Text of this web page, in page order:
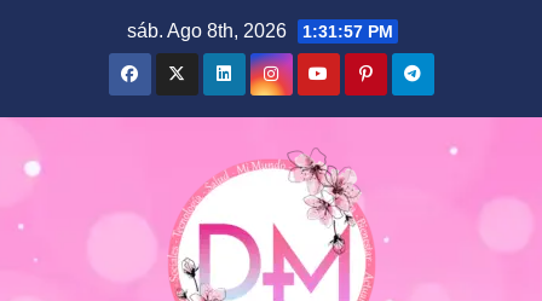
sáb. Ago 8th, 2026 1:31:58 PM